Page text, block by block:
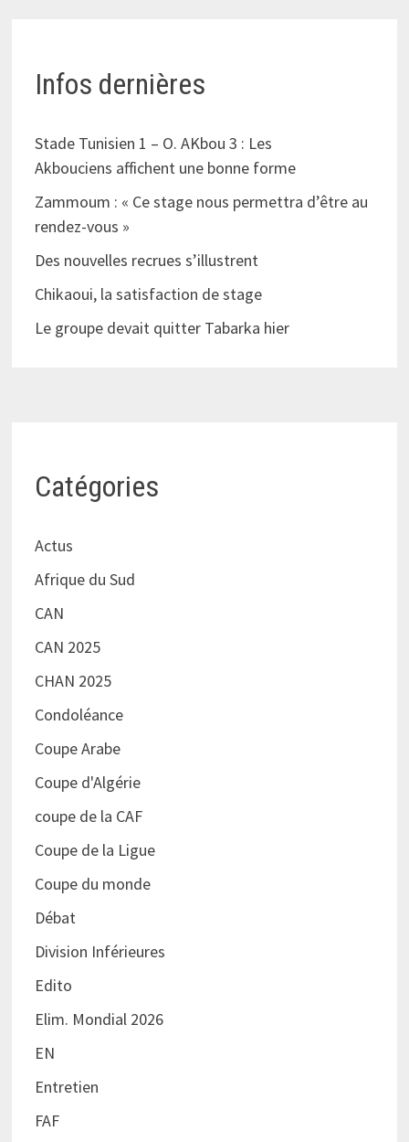
Infos dernières
Stade Tunisien 1 – O. AKbou 3 : Les
Akbouciens affichent une bonne forme
Zammoum : « Ce stage nous permettra d’être au
rendez-vous »
Des nouvelles recrues s’illustrent
Chikaoui, la satisfaction de stage
Le groupe devait quitter Tabarka hier
Catégories
Actus
Afrique du Sud
CAN
CAN 2025
CHAN 2025
Condoléance
Coupe Arabe
Coupe d'Algérie
coupe de la CAF
Coupe de la Ligue
Coupe du monde
Débat
Division Inférieures
Edito
Elim. Mondial 2026
EN
Entretien
FAF